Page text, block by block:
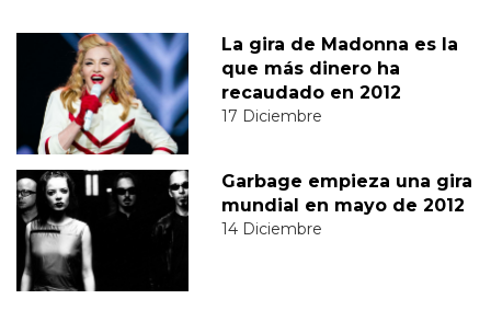
La gira de Madonna es la
que más dinero ha
recaudado en 2012
17 Diciembre
Garbage empieza una gira
mundial en mayo de 2012
14 Diciembre